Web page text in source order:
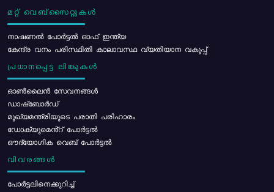
മറ്റ് വെബ്സൈറ്റുകൾ
നാഷണൽ പോർട്ടൽ ഓഫ് ഇന്ത്യ
കേന്ദ്ര വനം പരിസ്ഥിതി കാലാവസ്ഥ വ്യതിയാന വകുപ്പ്
പ്രധാനപ്പെട്ട ലിങ്കുകൾ
ഓൺലൈൻ സേവനങ്ങൾ
ഡാഷ്ബോർഡ്
മുഖ്യമന്ത്രിയുടെ പരാതി പരിഹാരം
ഡോക്യുമെൻ്റ് പോർട്ടൽ
ഔദ്യോഗിക വെബ് പോർട്ടൽ
വിവരങ്ങൾ
പോര്‍ട്ടലിനെക്കുറിച്ച്